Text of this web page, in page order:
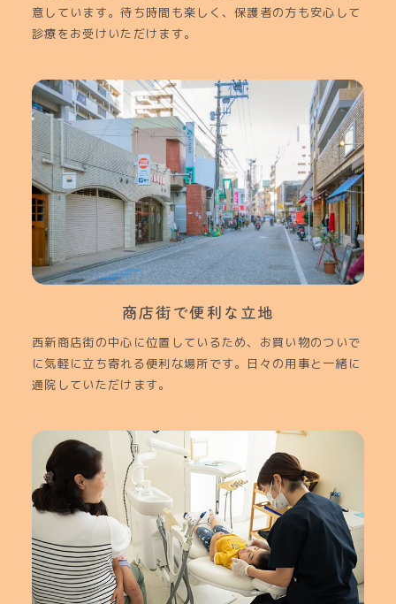
意しています。待ち時間も楽しく、保護者の方も安心して
診療をお受けいただけます。
商店街で便利な立地
西新商店街の中心に位置しているため、お買い物のついで
に気軽に立ち寄れる便利な場所です。日々の用事と一緒に
通院していただけます。